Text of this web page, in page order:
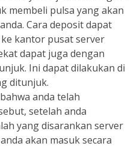
membeli pulsa yang akan
Cara deposit dapat
kantor pusat server
dapat juga dengan
Ini dapat dilakukan di
ditunjuk.
anda telah
setelah anda
yang disarankan server
akan masuk secara